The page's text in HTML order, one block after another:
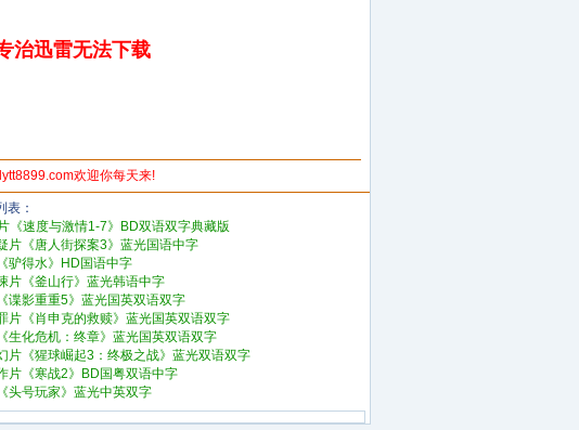
治迅雷无法下载
欢迎你每天来!
表：
《速度与激情1-7》BD双语双字典藏版
片《唐人街探案3》蓝光国语中字
驴得水》HD国语中字
片《釜山行》蓝光韩语中字
谍影重重5》蓝光国英双语双字
片《肖申克的救赎》蓝光国英双语双字
生化危机：终章》蓝光国英双语双字
片《猩球崛起3：终极之战》蓝光双语双字
片《寒战2》BD国粤双语中字
头号玩家》蓝光中英双字